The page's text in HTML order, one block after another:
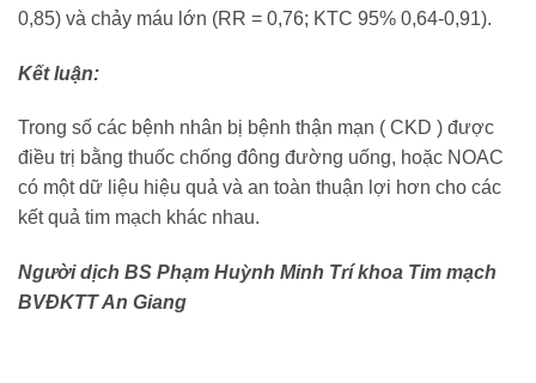
0,85) và chảy máu lớn (RR = 0,76; KTC 95% 0,64-0,91).
Kết luận:
Trong số các bệnh nhân bị bệnh thận mạn ( CKD ) được
điều trị bằng thuốc chống đông đường uống, hoặc NOAC
có một dữ liệu hiệu quả và an toàn thuận lợi hơn cho các
kết quả tim mạch khác nhau.
Người dịch BS Phạm Huỳnh Minh Trí khoa Tim mạch
BVĐKTT An Giang